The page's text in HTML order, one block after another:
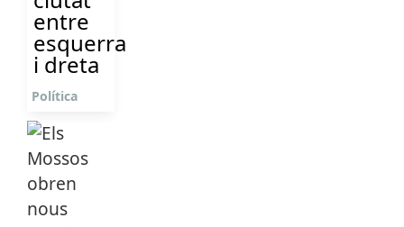
entre
esquerra
i dreta
Política